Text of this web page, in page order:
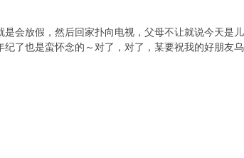
是会放假，然后回家扑向电视，父母不让就说今天
了也是蛮怀念的～对了，对了，某要祝我的好朋友